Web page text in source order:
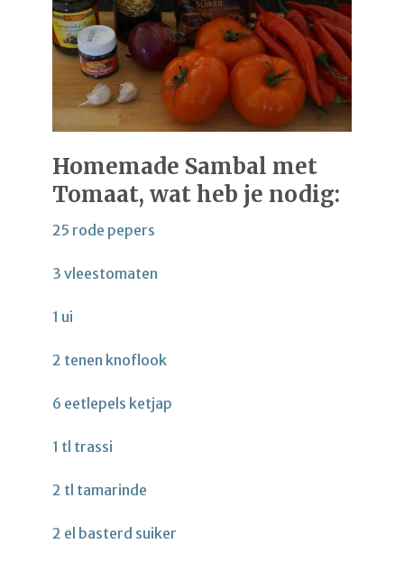
Homemade Sambal met
Tomaat, wat heb je nodig:
25 rode pepers
3 vleestomaten
1 ui
2 tenen knoflook
6 eetlepels ketjap
1 tl trassi
2 tl tamarinde
2 el basterd suiker